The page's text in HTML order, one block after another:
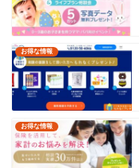
お得な情報
お得な情報